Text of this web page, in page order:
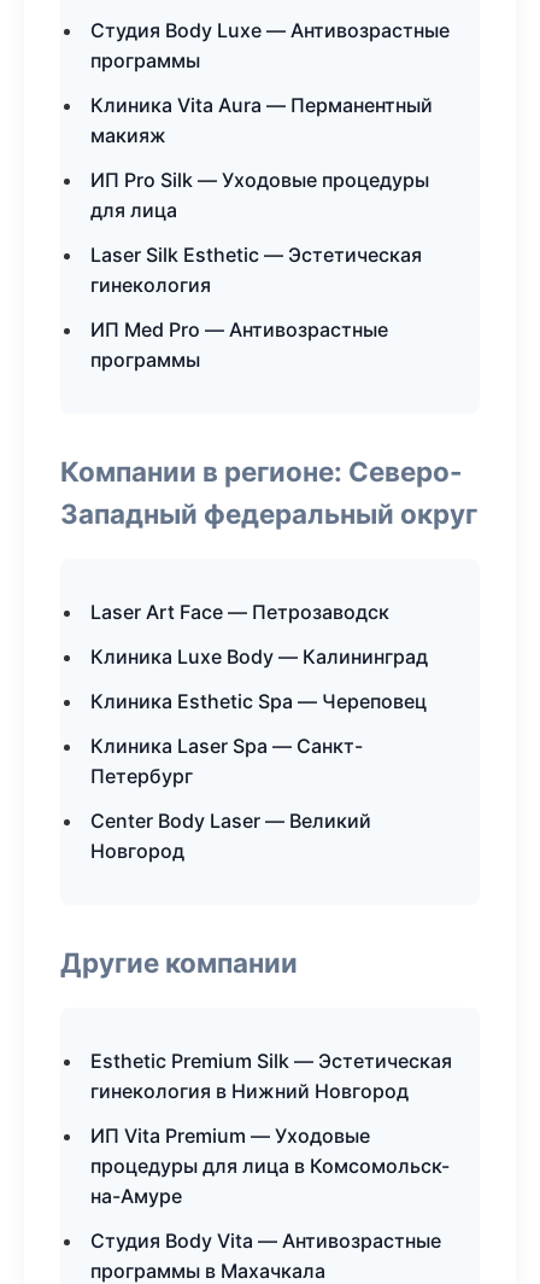
Студия Body Luxe — Антивозрастные
программы
Клиника Vita Aura — Перманентный
макияж
ИП Pro Silk — Уходовые процедуры
для лица
Laser Silk Esthetic — Эстетическая
гинекология
ИП Med Pro — Антивозрастные
программы
Компании в регионе: Северо-
Западный федеральный округ
Laser Art Face — Петрозаводск
Клиника Luxe Body — Калининград
Клиника Esthetic Spa — Череповец
Клиника Laser Spa — Санкт-
Петербург
Center Body Laser — Великий
Новгород
Другие компании
Esthetic Premium Silk — Эстетическая
гинекология в Нижний Новгород
ИП Vita Premium — Уходовые
процедуры для лица в Комсомольск-
на-Амуре
Студия Body Vita — Антивозрастные
программы в Махачкала